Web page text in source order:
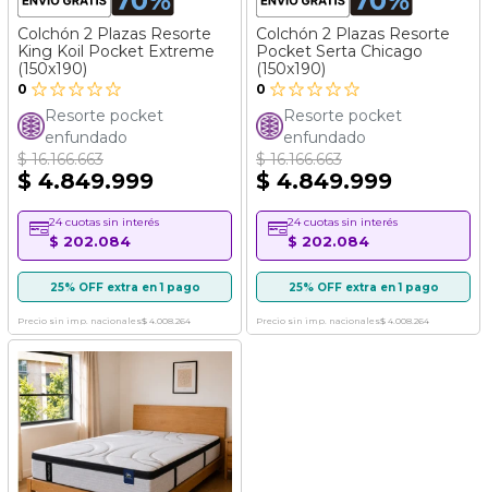
Colchón 2 Plazas Resorte
King Koil Pocket Extreme
(150x190)
0
Resorte pocket
enfundado
$ 16.166.663
$ 4.849.999
24 cuotas sin interés
$ 202.084
25% OFF extra en 1 pago
Precio sin imp. nacionales$ 4.008.264
Colchón 2 Plazas Resorte
Pocket Serta Chicago
(150x190)
0
Resorte pocket
enfundado
$ 16.166.663
$ 4.849.999
24 cuotas sin interés
$ 202.084
25% OFF extra en 1 pago
Precio sin imp. nacionales$ 4.008.264